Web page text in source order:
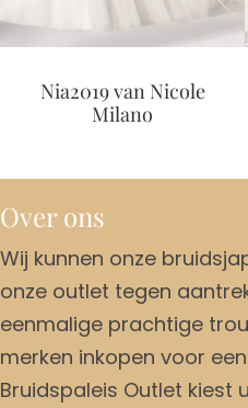
Nia2019 van Nicole
Milano
Over ons
Wij kunnen onze
onze outlet tegen
eenmalige prachtige
merken inkopen voor
Bruidspaleis Outlet kiest